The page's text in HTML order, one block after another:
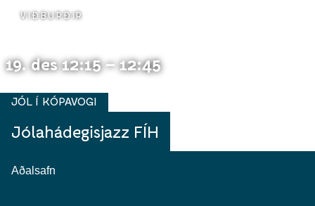
VIÐBURÐIR
19. des 12:15 – 12:45
Jólahádegisjazz FÍH
JÓL Í KÓPAVOGI
Aðalsafn